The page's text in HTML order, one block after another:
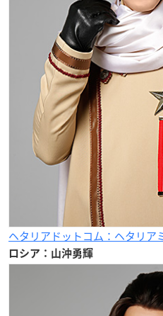
ヘタリアドットコム：ヘタリア
ロシア：山沖勇輝